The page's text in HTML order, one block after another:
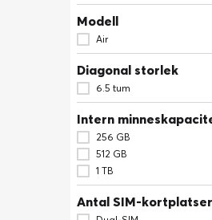
Modell
Air
Diagonal storlek
6.5 tum
Intern
256 GB
512 GB
1 TB
Antal SIM-kortplatser